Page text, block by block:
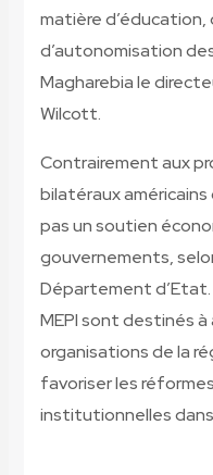
matière
d’autonomisation
Magharebia le
Wilcott.
Contrairement aux
bilatéraux américains
pas un soutien
gouvernements,
Département d’Etat.
MEPI sont destinés
organisations de la
favoriser les
institutionnelles